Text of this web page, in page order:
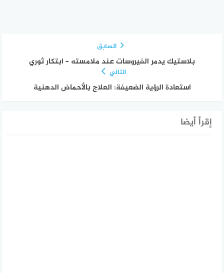
السابق
بلاستيك يدمر الفيروسات عند ملامسته – ابتكار ثوري
التالي
استعادة الرؤية الضعيفة: العلاج بالأحماض الدهنية
إقرأ أيضا